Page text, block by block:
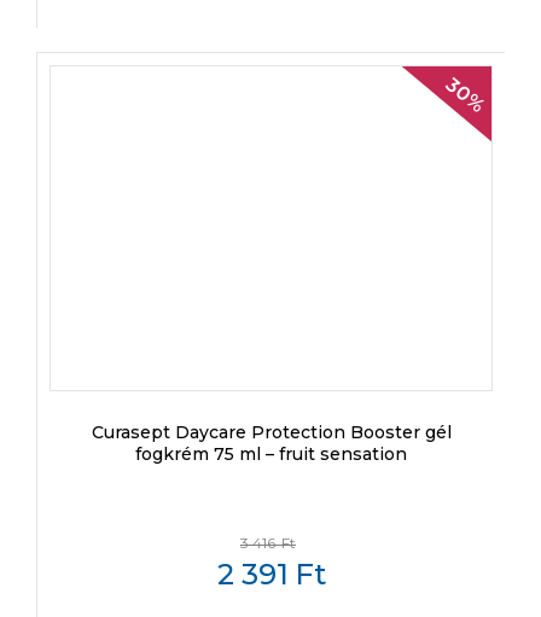
30%
Curasept Daycare Protection Booster gél
fogkrém 75 ml – fruit sensation
3 416 Ft
2 391 Ft